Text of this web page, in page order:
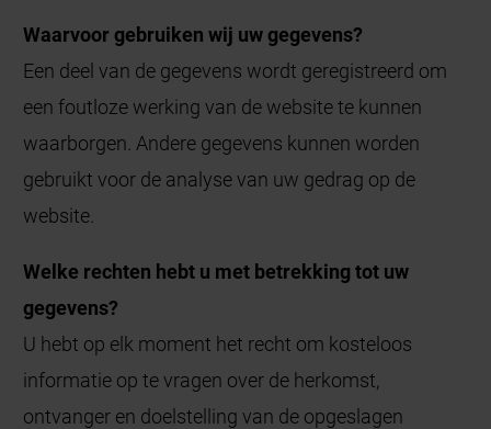
Waarvoor gebruiken wij uw gegevens?
Een deel van de gegevens wordt geregistreerd om
een foutloze werking van de website te kunnen
waarborgen. Andere gegevens kunnen worden
gebruikt voor de analyse van uw gedrag op de
website.
Welke rechten hebt u met betrekking tot uw
gegevens?
U hebt op elk moment het recht om kosteloos
informatie op te vragen over de herkomst,
ontvanger en doelstelling van de opgeslagen